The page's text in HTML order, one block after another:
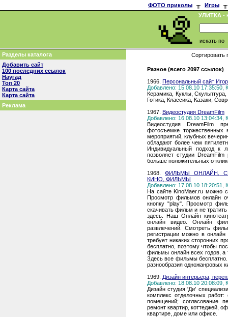
ФОТО приколы ╥ Игры
╥
УЛИТКА -
искать по
Разделы каталога
Добавить сайт
100 последних ссылок
Наугад
Топ 20
Карта сайта
Карта сайта
Реклама
Сортировать
Разное (всего 2097 ссылок)
1966. Персональный сайт
Добавлено: 15.08.10 17:35:50,
Керамика, Куклы,
Готика, Классика, Казаки,
1967. Видеостудия DreamFilm
Добавлено: 16.08.10 13:04:34,
Видеостудия DreamFilm
фотосъемке торжественных
мероприятий, клубных
обладают более чем
Индивидуaльный подход к
позволяет студии
больше положительных
1968.ФИЛЬМЫ ОНЛАЙН,
КИНО, ФИЛЬМЫ
Добавлено: 17.08.10 18:20:51,
На сайте KinoMaer.ru можно
Просмотр фильмов онлайн
кнопку "play". Просмотр
скачивать фильм и не
здесь. Наш Онлайн
онлайн видео. Онлайн
развлечений. Смотреть
регистрации можно в
требует никаких сторонних
бесплатно, поэтому чтобы
фильмы онлайн всех годов, а
Здесь все фильмы
разнообразия одножанровых
1969. Дизайн интерьера,
Добавлено: 18.08.10 20:08:09,
Дизайн студия 'Ди'
комплекс отделочных
помещений; согласование
ремонт квартир, коттеджей,
квартире, доме или офисе.